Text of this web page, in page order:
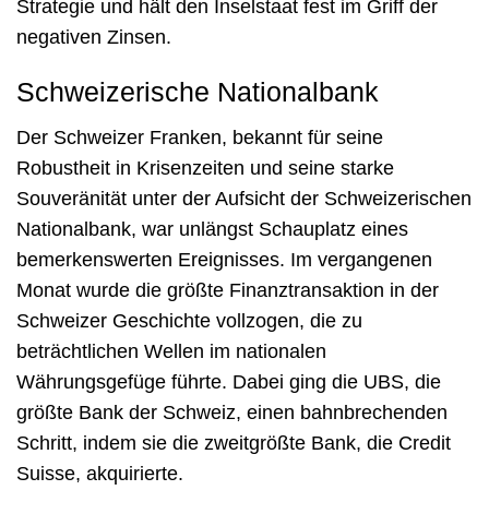
Strategie und hält den Inselstaat fest im Griff der
negativen Zinsen.
Schweizerische Nationalbank
Der Schweizer Franken, bekannt für seine
Robustheit in Krisenzeiten und seine starke
Souveränität unter der Aufsicht der Schweizerischen
Nationalbank, war unlängst Schauplatz eines
bemerkenswerten Ereignisses. Im vergangenen
Monat wurde die größte Finanztransaktion in der
Schweizer Geschichte vollzogen, die zu
beträchtlichen Wellen im nationalen
Währungsgefüge führte. Dabei ging die UBS, die
größte Bank der Schweiz, einen bahnbrechenden
Schritt, indem sie die zweitgrößte Bank, die Credit
Suisse, akquirierte.